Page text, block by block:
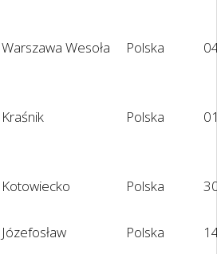
Warszawa Wesoła Polska
Kraśnik Polska
Kotowiecko Polska
Józefosław Polska